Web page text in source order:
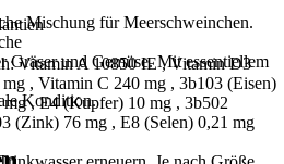
Vitamin A 10850 IE , Vitamin D3
, Vitamin C 240 mg , 3b103 (Eisen)
, E4 (Kupfer) 10 mg , 3b502
(Zink) 76 mg , E8 (Selen) 0,21 mg
Mischung für Meerschweinchen.
Gräser und Gemüse. Mit essentiellem
Kondition.